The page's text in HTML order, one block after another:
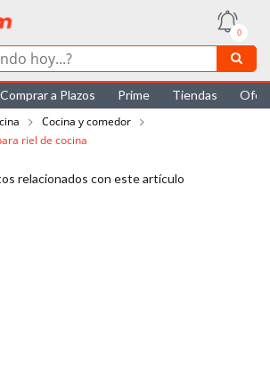
0
Comprar a Plazos Prime Tiendas
Cocina y comedor
riel de cocina
relacionados con este artículo